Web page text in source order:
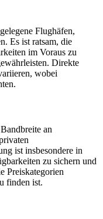
Flughäfen,
Es ist ratsam, die
im Voraus zu
Direkte
wobei
an
ist insbesondere in
zu sichern und
Preiskategorien
finden ist.